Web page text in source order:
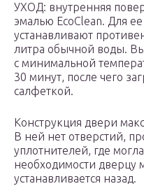
УХОД: внутренняя
эмалью EcoClean. Для
устанавливают
литра обычной воды.
с минимальной
30 минут, после чего
салфеткой.
Конструкция двери
В ней нет отверстий,
уплотнителей, где
необходимости дверцу
устанавливается назад.